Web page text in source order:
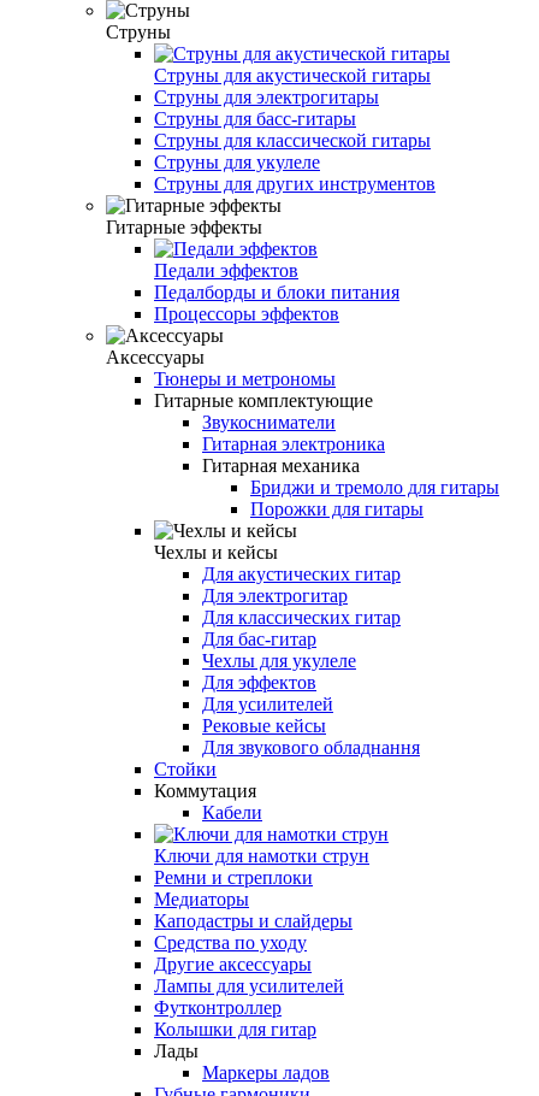
Струны
Струны для акустической гитары
Струны для электрогитары
Струны для басс-гитары
Струны для классической гитары
Струны для укулеле
Струны для других инструментов
Гитарные эффекты
Педали эффектов
Педалборды и блоки питания
Процессоры эффектов
Аксессуары
Тюнеры и метрономы
Гитарные комплектующие
Звукосниматели
Гитарная электроника
Гитарная механика
Бриджи и тремоло для гитары
Порожки для гитары
Чехлы и кейсы
Для акустических гитар
Для электрогитар
Для классических гитар
Для бас-гитар
Чехлы для укулеле
Для эффектов
Для усилителей
Рековые кейсы
Для звукового обладнання
Стойки
Коммутация
Кабели
Ключи для намотки струн
Ремни и стреплоки
Медиаторы
Каподастры и слайдеры
Средства по уходу
Другие аксессуары
Лампы для усилителей
Футконтроллер
Колышки для гитар
Лады
Маркеры ладов